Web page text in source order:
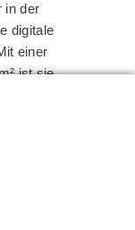
in der
digitale
einer
ist sie